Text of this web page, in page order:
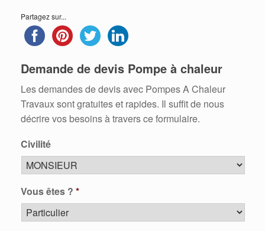
Partagez sur...
Demande de devis Pompe à chaleur
Les demandes de devis avec Pompes A Chaleur
Travaux sont gratuites et rapides. Il suffit de nous
décrire vos besoins à travers ce formulaire.
Civilité
Vous êtes ? *